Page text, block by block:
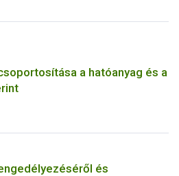
a hatóanyag és a
és